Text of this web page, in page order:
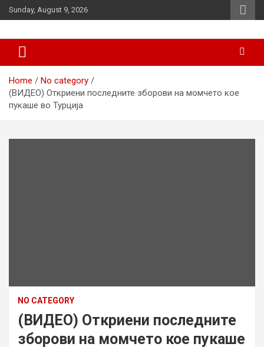
Skip
to
Sunday, August 9, 2026
d7-news.com
Home
No category
(ВИДЕО) Откриени последните зборови на момчето кое
пукаше во Турција
NO CATEGORY
(ВИДЕО) Откриени последните
зборови на момчето кое пукаше